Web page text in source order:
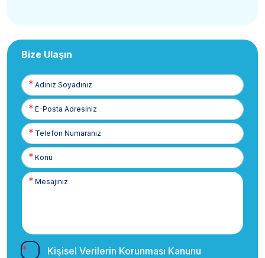
Bize Ulaşın
Adınız
Soyadınız
E-
Posta
Telefon
Numaranız
Kişisel Verilerin Korunması Kanunu